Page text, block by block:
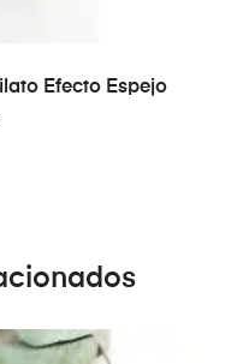
Efecto Espejo